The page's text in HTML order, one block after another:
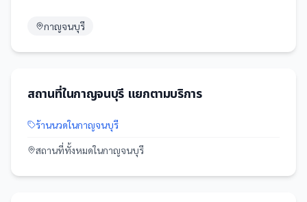
กาญจนบุรี
สถานที่ในกาญจนบุรีแยกตามบริการ
ร้านนวดในกาญจนบุรี
สถานที่ทั้งหมดในกาญจนบุรี